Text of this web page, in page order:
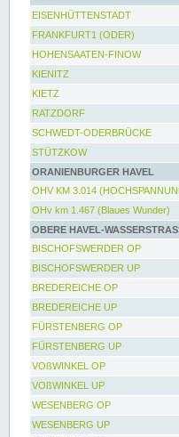
EISENHÜTTENSTADT
FRANKFURT1 (ODER)
HOHENSAATEN-FINOW
KIENITZ
KIETZ
RATZDORF
SCHWEDT-ODERBRÜCKE
STÜTZKOW
ORANIENBURGER HAVEL
OHV KM 3.014
OHv km 1.467 (Blaues Wunder)
OBERE HAVEL-
BISCHOFSWERDER OP
BISCHOFSWERDER UP
BREDEREICHE OP
BREDEREICHE UP
FÜRSTENBERG OP
FÜRSTENBERG UP
VOßWINKEL OP
VOßWINKEL UP
WESENBERG OP
WESENBERG UP